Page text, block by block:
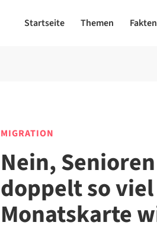
Startseite Themen
MIGRATION
Nein,
doppelt so
Monatskarte